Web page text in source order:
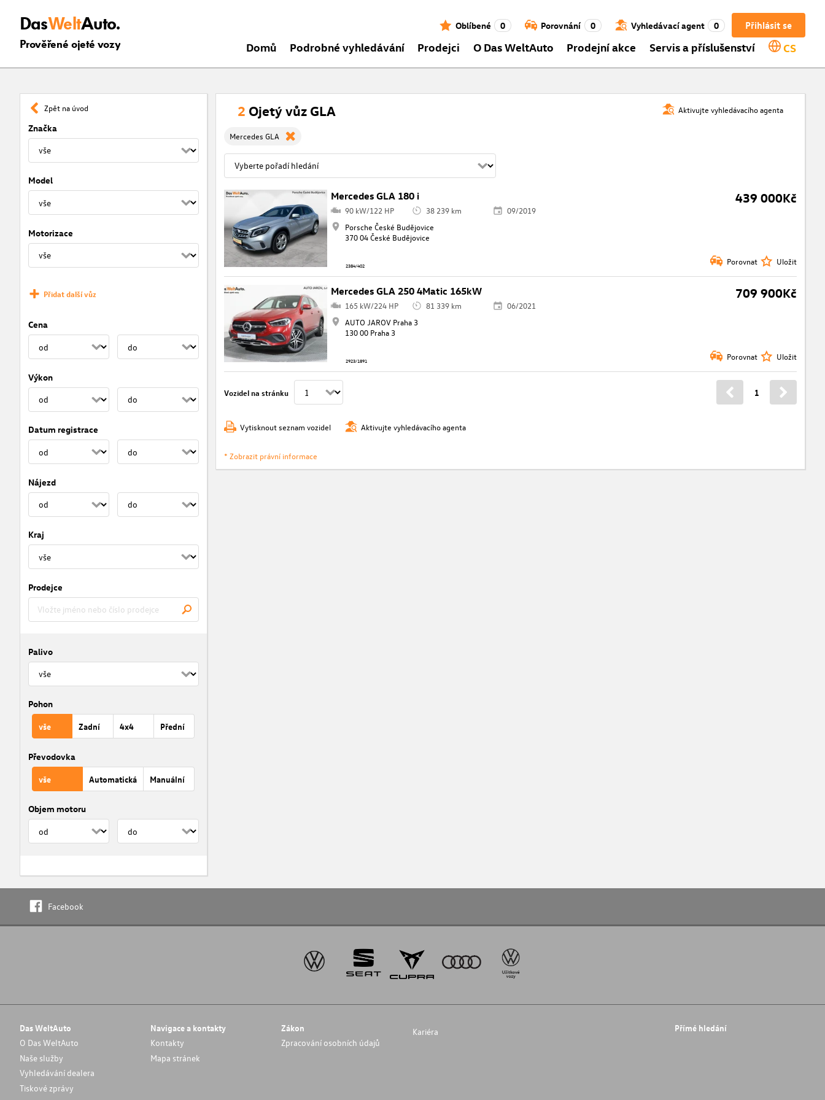
DasWeltAuto.
Prověřené ojeté vozy
Přihlásit se
Oblíbené 0 Porovnání 0 Vyhledávací agent 0
Domů Podrobné vyhledávání Prodejci O Das WeltAuto Prodejní akce Servis a příslušenství CS
Zpět na úvod
Značka
Model
Motorizace
Přidat další vůz
Cena
Výkon
Datum registrace
Nájezd
Kraj
Prodejce
Palivo
Pohon
vše Zadní 4x4 Přední
Převodovka
vše Automatická Manuální
Objem motoru
Aktivujte vyhledávacího agenta
2 Ojetý vůz GLA
Mercedes GLA
Mercedes GLA 180 i 439 000Kč
90 kW/122 HP 38 239 km
09/2019
Porsche České Budějovice
370 04 České Budějovice
2384/402 Porovnat Uložit
Mercedes GLA 250 4Matic 165kW 709 900Kč
165 kW/224 HP 81 339 km
06/2021
AUTO JAROV Praha 3
130 00 Praha 3
2923/1891 Porovnat Uložit
Vozidel na stránku 1
Vytisknout seznam vozidel Aktivujte vyhledávacího agenta
* Zobrazit právní informace
Facebook
Das WeltAuto
O Das WeltAuto
Naše služby
Vyhledávání dealera
Tiskové zprávy
Navigace a kontakty
Kontakty
Mapa stránek
Zákon
Zpracování osobních údajů
Kariéra Přímé hledání